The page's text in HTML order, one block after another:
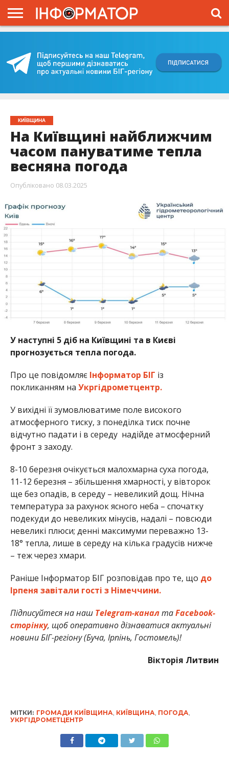
ПРОЄКТ
КИЇВЩИНА
На Київщині найближчим
часом пануватиме тепла
весняна погода
Опубліковано 08.03.2025
У наступні 5 діб на Київщині та в Києві
прогнозується тепла погода.
Про це повідомляє Інформатор БІГ із
покликанням на Укргідрометцентр.
У вихідні її зумовлюватиме поле високого
атмосферного тиску, з понеділка тиск почне
відчутно падати і в середу надійде атмосферний
фронт з заходу.
8-10 березня очікується малохмарна суха погода,
11-12 березня – збільшення хмарності, у вівторок
ще без опадів, в середу – невеликий дощ. Нічна
температура за рахунок ясного неба – спочатку
подекуди до невеликих мінусів, надалі – повсюди
невеликі плюси; денні максимуми переважно 13-
18° тепла, лише в середу на кілька градусів нижче
– теж через хмари.
Раніше Інформатор БІГ розповідав про те, що до
Ірпеня завітали гості з Німеччини.
Підписуйтеся на наш Telegram-каналтаFacebook-
сторінку, щоб оперативно дізнаватися актуальні
новини БІГ-регіону (Буча, Ірпінь, Гостомель)!
Вікторія Литвин
МІТКИ: ГРОМАДИ КИЇВЩИНА, КИЇВЩИНА, ПОГОДА,
УКРГІДРОМЕТЦЕНТР